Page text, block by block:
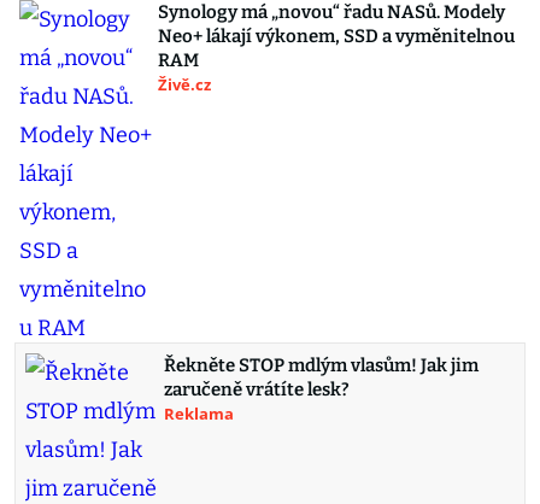
Synology má „novou“ řadu NASů. Modely
Neo+ lákají výkonem, SSD a vyměnitelnou
RAM
Živě.cz
Řekněte STOP mdlým vlasům! Jak jim
zaručeně vrátíte lesk?
Reklama